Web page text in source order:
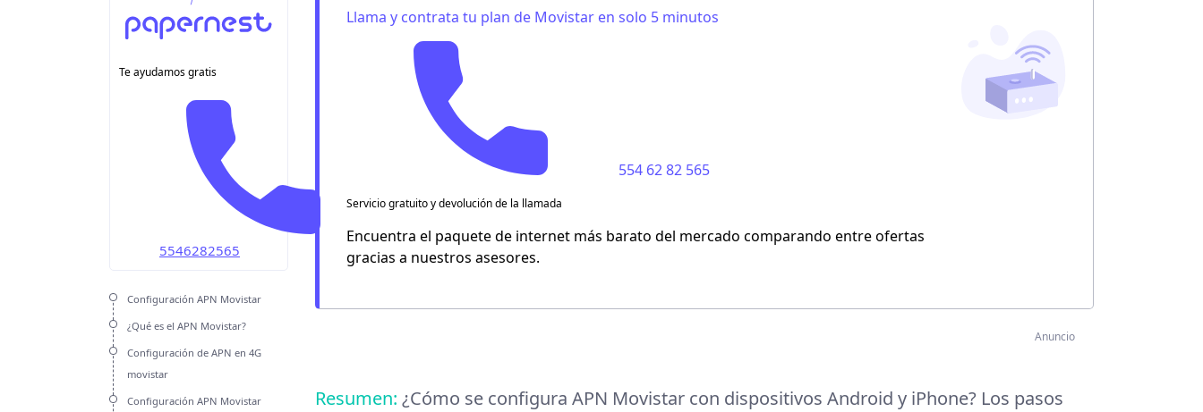
Sky
Unefon
Weex
Virgin Mobile
Te ayudamos gratis
5546282565
Configuración APN Movistar
¿Qué es el APN Movistar?
Configuración de APN en 4G
movistar
Configuración APN Movistar
Llama y contrata tu plan de Movistar en solo 5 minutos
554 62 82 565
Servicio gratuito y devolución de la llamada
Encuentra el paquete de internet más barato del mercado comparando entre ofertas
gracias a nuestros asesores.
Anuncio
Resumen: ¿Cómo se configura APN Movistar con dispositivos Android y iPhone? Los pasos